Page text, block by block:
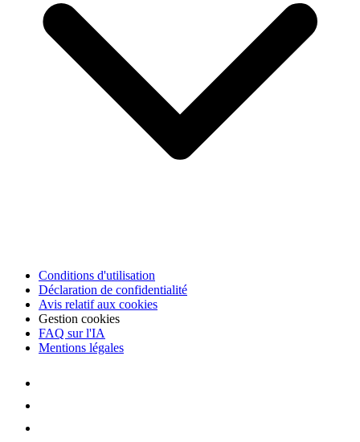
Conditions d'utilisation
Déclaration de confidentialité
Avis relatif aux cookies
Gestion cookies
FAQ sur l'IA
Mentions légales